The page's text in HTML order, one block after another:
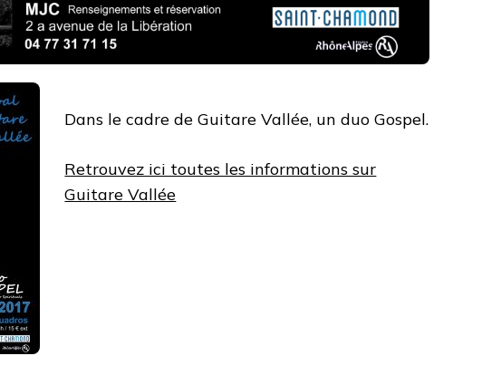
Dans le cadre de Guitare Vallée, un duo Gospel.
Retrouvez ici toutes les informations sur
Guitare Vallée